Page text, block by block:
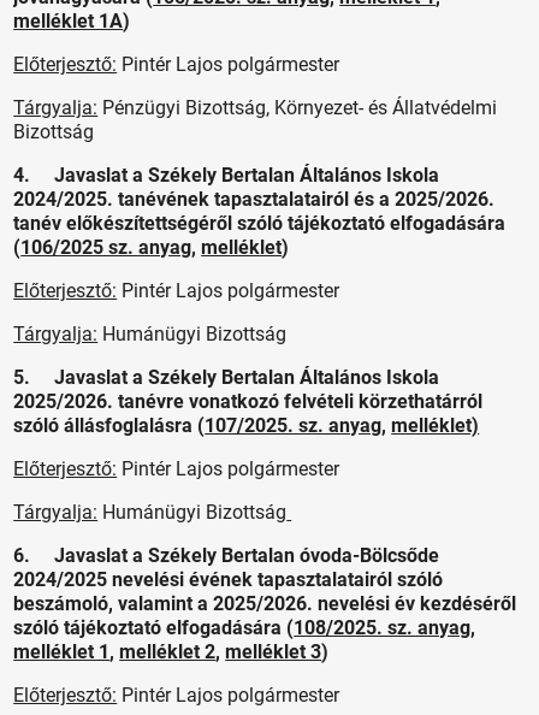
melléklet 1A)
Előterjesztő: Pintér Lajos polgármester
Tárgyalja: Pénzügyi Bizottság, Környezet- és Állatvédelmi
Bizottság
4. Javaslat a Székely Bertalan Általános Iskola
2024/2025. tanévének tapasztalatairól és a 2025/2026.
tanév előkészítettségéről szóló tájékoztató elfogadására
(106/2025 sz. anyag,melléklet)
Előterjesztő: Pintér Lajos polgármester
Tárgyalja: Humánügyi Bizottság
5. Javaslat a Székely Bertalan Általános Iskola
2025/2026. tanévre vonatkozó felvételi körzethatárról
szóló állásfoglalásra (107/2025. sz. anyag,melléklet)
Előterjesztő: Pintér Lajos polgármester
Tárgyalja: Humánügyi Bizottság
6. Javaslat a Székely Bertalan óvoda-Bölcsőde
2024/2025 nevelési évének tapasztalatairól szóló
beszámoló, valamint a 2025/2026. nevelési év kezdéséről
szóló tájékoztató elfogadására (108/2025. sz. anyag,
melléklet 1,melléklet 2,melléklet 3)
Előterjesztő: Pintér Lajos polgármester